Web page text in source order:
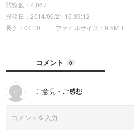
閲覧数：2,067
投稿日：2014/06/21 15:39:12
長さ：04:10
ファイルサイズ：9.5MB
コメント 0
ご意見・ご感想